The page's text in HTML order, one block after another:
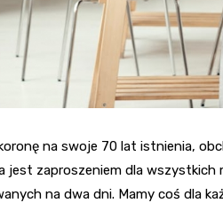
na swoje 70 lat istnienia,
jest zaproszeniem dla wszystkich
na dwa dni. Mamy coś dla